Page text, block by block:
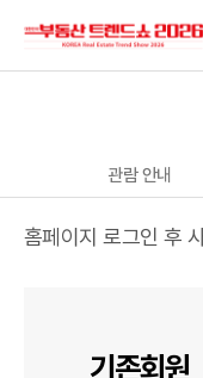
관람 안내
홈페이지 로그인 후
기존회원